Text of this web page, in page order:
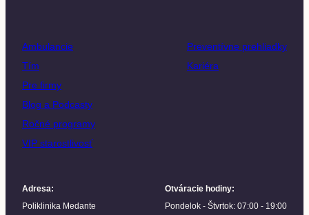
Ambulancie
Tím
Pre firmy
Blog a Podcasty
Ročné programy
VIP starostlivosť
Preventívne prehliadky
Kariéra
Adresa:
Poliklinika Medante
Otváracie hodiny:
Pondelok - Štvrtok: 07:00 - 19:00